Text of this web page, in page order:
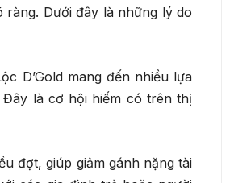
Dưới đây là những lý do
D’Gold mang đến nhiều lựa
là cơ hội hiếm có trên thị
đợt, giúp giảm gánh nặng tài